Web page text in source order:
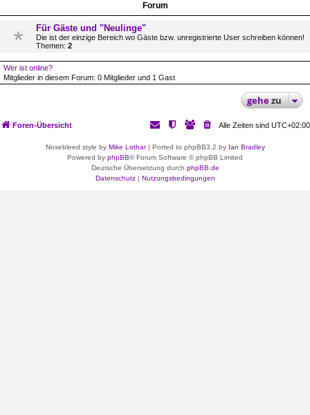
Forum
Für Gäste und "Neulinge"
Die ist der einzige Bereich wo Gäste bzw. unregistrierte User schreiben können!
Themen: 2
Wer ist online?
Mitglieder in diesem Forum: 0 Mitglieder und 1 Gast
gehezu
Foren-Übersicht Alle Zeiten sind UTC+02:00
Nosebleed style by Mike Lothar| Ported to phpBB3.2 by Ian Bradley
Powered by phpBB® Forum Software © phpBB Limited
Deutsche Übersetzung durch phpBB.de
Datenschutz| Nutzungsbedingungen